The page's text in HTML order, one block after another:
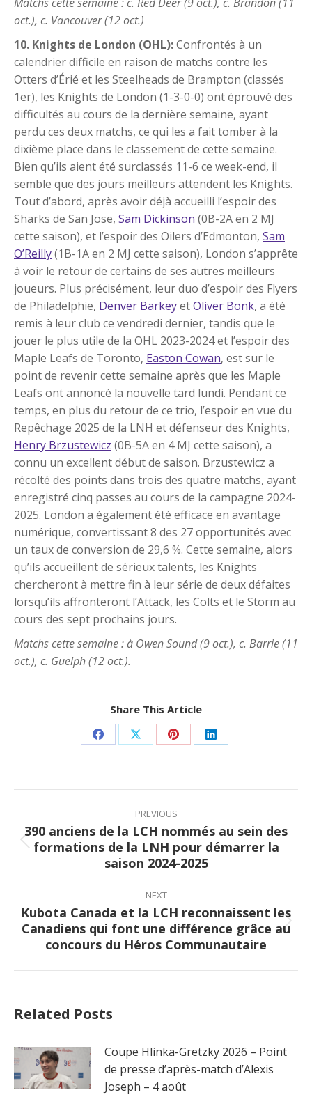
oct.), c. Vancouver (12 oct.)
10. Knights de London (OHL):Confrontés à un
calendrier difficile en raison de matchs contre les
Otters d’Érié et les Steelheads de Brampton (classés
1er), les Knights de London (1-3-0-0) ont éprouvé des
difficultés au cours de la dernière semaine, ayant
perdu ces deux matchs, ce qui les a fait tomber à la
dixième place dans le classement de cette semaine.
Bien qu’ils aient été surclassés 11-6 ce week-end, il
semble que des jours meilleurs attendent les Knights.
Tout d’abord, après avoir déjà accueilli l’espoir des
Sharks de San Jose, Sam Dickinson (0B-2A en 2 MJ
cette saison), et l’espoir des Oilers d’Edmonton, Sam
O’Reilly(1B-1A en 2 MJ cette saison), London s’apprête
à voir le retour de certains de ses autres meilleurs
joueurs. Plus précisément, leur duo d’espoir des Flyers
de Philadelphie, Denver BarkeyetOliver Bonk, a été
remis à leur club ce vendredi dernier, tandis que le
jouer le plus utile de la OHL 2023-2024 et l’espoir des
Maple Leafs de Toronto, Easton Cowan, est sur le
point de revenir cette semaine après que les Maple
Leafs ont annoncé la nouvelle tard lundi. Pendant ce
temps, en plus du retour de ce trio, l’espoir en vue du
Repêchage 2025 de la LNH et défenseur des Knights,
Henry Brzustewicz (0B-5A en 4 MJ cette saison), a
connu un excellent début de saison. Brzustewicz a
récolté des points dans trois des quatre matchs, ayant
enregistré cinq passes au cours de la campagne 2024-
2025. London a également été efficace en avantage
numérique, convertissant 8 des 27 opportunités avec
un taux de conversion de 29,6 %. Cette semaine, alors
qu’ils accueillent de sérieux talents, les Knights
chercheront à mettre fin à leur série de deux défaites
lorsqu’ils affronteront l’Attack, les Colts et le Storm au
cours des sept prochains jours.
Matchs cette semaine : à Owen Sound (9 oct.), c. Barrie (11
oct.), c. Guelph (12 oct.).
Share This Article
Share Share Share Share
Post
PREVIOUS
Previous
post:
390 anciens de la LCH nommés au sein des
formations de la LNH pour démarrer la
saison 2024-2025
NEXT
Next
post:
Kubota Canada et la LCH reconnaissent les
Canadiens qui font une différence grâce au
concours du Héros Communautaire
Related Posts
Coupe Hlinka-Gretzky 2026 – Point
de presse d’après-match d’Alexis
Joseph – 4 août